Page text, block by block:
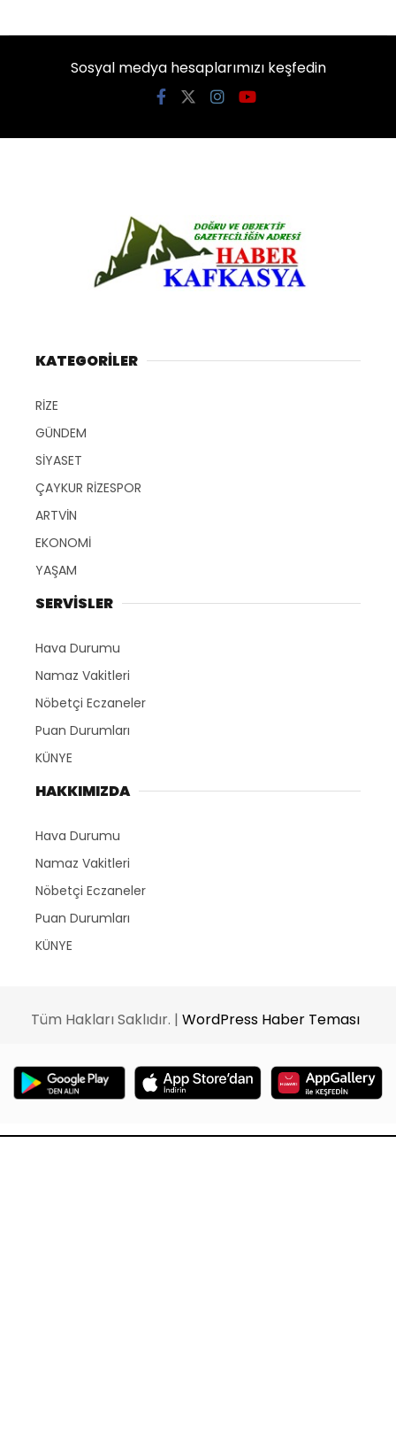
Sosyal medya hesaplarımızı keşfedin
KATEGORİLER
RİZE
GÜNDEM
SİYASET
ÇAYKUR RİZESPOR
ARTVİN
EKONOMİ
YAŞAM
SERVİSLER
Hava Durumu
Namaz Vakitleri
Nöbetçi Eczaneler
Puan Durumları
KÜNYE
HAKKIMIZDA
Hava Durumu
Namaz Vakitleri
Nöbetçi Eczaneler
Puan Durumları
KÜNYE
Tüm Hakları Saklıdır. | WordPress Haber Teması